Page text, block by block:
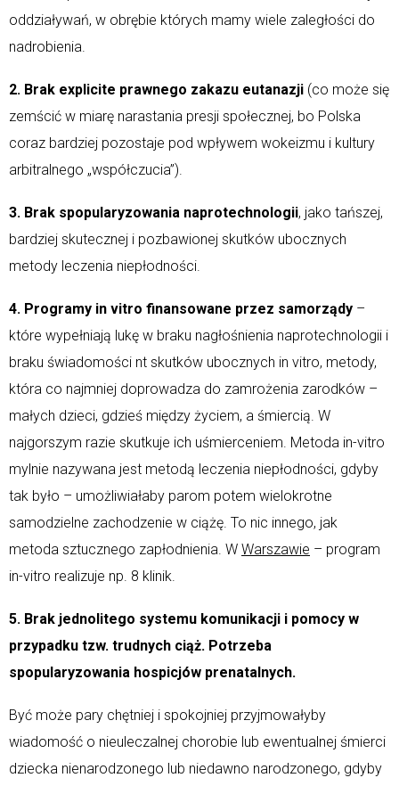
oddziaływań, w obrębie których mamy wiele zaległości do
nadrobienia.
2. Brak explicite prawnego zakazu eutanazji (co może się
zemścić w miarę narastania presji społecznej, bo Polska
coraz bardziej pozostaje pod wpływem wokeizmu i kultury
arbitralnego „współczucia”).
3. Brak spopularyzowania naprotechnologii, jako tańszej,
bardziej skutecznej i pozbawionej skutków ubocznych
metody leczenia niepłodności.
4. Programy in vitro finansowane przez samorządy –
które wypełniają lukę w braku nagłośnienia naprotechnologii i
braku świadomości nt skutków ubocznych in vitro, metody,
która co najmniej doprowadza do zamrożenia zarodków –
małych dzieci, gdzieś między życiem, a śmiercią. W
najgorszym razie skutkuje ich uśmierceniem. Metoda in-vitro
mylnie nazywana jest metodą leczenia niepłodności, gdyby
tak było – umożliwiałaby parom potem wielokrotne
samodzielne zachodzenie w ciążę. To nic innego, jak
metoda sztucznego zapłodnienia. W Warszawie – program
in-vitro realizuje np. 8 klinik.
5. Brak jednolitego systemu komunikacji i pomocy w
przypadku tzw. trudnych ciąż. Potrzeba
spopularyzowania hospicjów prenatalnych.
Być może pary chętniej i spokojniej przyjmowałyby
wiadomość o nieuleczalnej chorobie lub ewentualnej śmierci
dziecka nienarodzonego lub niedawno narodzonego, gdyby